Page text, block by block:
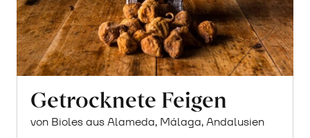
Getrocknete Feigen
von Bioles aus Alameda, Málaga, Andalusien